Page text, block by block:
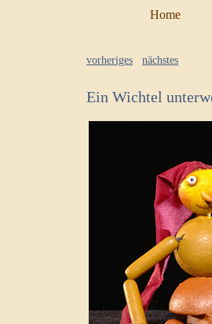
Home
vorheriges nächstes
Ein Wichtel